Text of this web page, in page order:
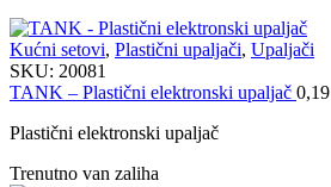
Kućni setovi, Plastični upaljači, Upaljači
SKU: 20081
TANK – Plastični elektronski upaljač 0,19
Plastični elektronski upaljač
Trenutno van zaliha